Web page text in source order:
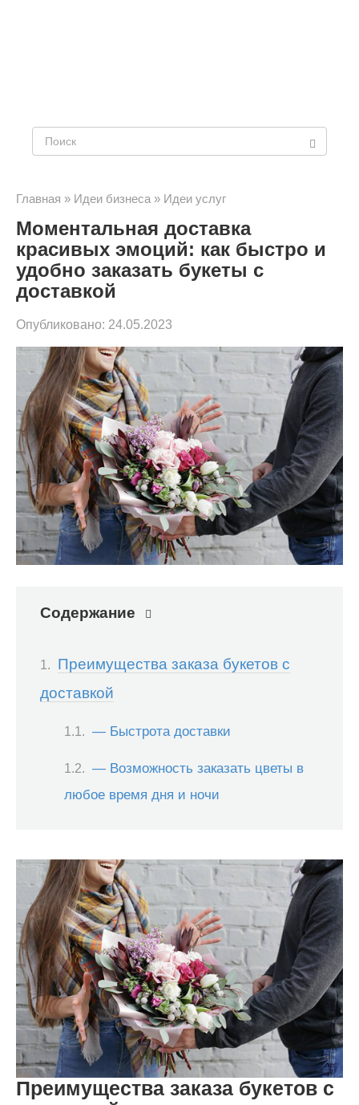
Главная » Идеи бизнеса » Идеи услуг
Моментальная доставка
красивых эмоций: как быстро и
удобно заказать букеты с
доставкой
Опубликовано: 24.05.2023
Содержание
Преимущества заказа букетов с
доставкой
— Быстрота доставки
— Возможность заказать цветы в
любое время дня и ночи
Преимущества заказа букетов с